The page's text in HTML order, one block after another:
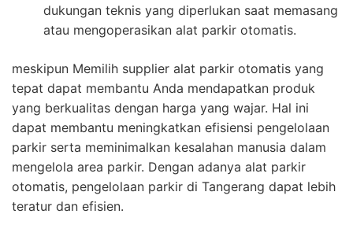
dukungan teknis yang diperlukan saat memasang
atau mengoperasikan alat parkir otomatis.
meskipun Memilih supplier alat parkir otomatis yang
tepat dapat membantu Anda mendapatkan produk
yang berkualitas dengan harga yang wajar. Hal ini
dapat membantu meningkatkan efisiensi pengelolaan
parkir serta meminimalkan kesalahan manusia dalam
mengelola area parkir. Dengan adanya alat parkir
otomatis, pengelolaan parkir di Tangerang dapat lebih
teratur dan efisien.